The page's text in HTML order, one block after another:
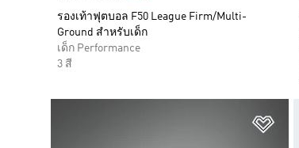
รองเท้าฟุตบอล F50 League Firm/Multi-
Ground สำหรับเด็ก
เด็ก Performance
3 สี